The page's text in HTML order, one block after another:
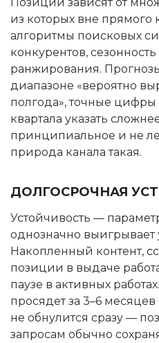
из которых вне прямого
алгоритмы поисковых
конкурентов,
ранжирования.
диапазоне «вероятно
полгода», точные цифры
квартала указать
принципиальное и не
природа канала такая.
ДОЛГОСРОЧНАЯ
Устойчивость —
однозначно выигрывает
Накопленный контент,
позиции в выдаче
паузе в активных
просядет за 3–6
не обнулится сразу —
запросам обычно